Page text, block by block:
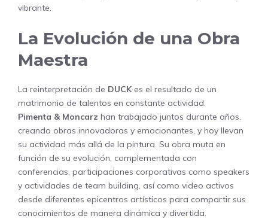
vibrante.
La Evolución de una Obra
Maestra
La reinterpretación de DUCKes el resultado de un
matrimonio de talentos en constante actividad.
Pimenta & Moncarz han trabajado juntos durante años,
creando obras innovadoras y emocionantes, y hoy llevan
su actividad más allá de la pintura. Su obra muta en
función de su evolución, complementada con
conferencias, participaciones corporativas como speakers
y actividades de team building, así como video activos
desde diferentes epicentros artísticos para compartir sus
conocimientos de manera dinámica y divertida.